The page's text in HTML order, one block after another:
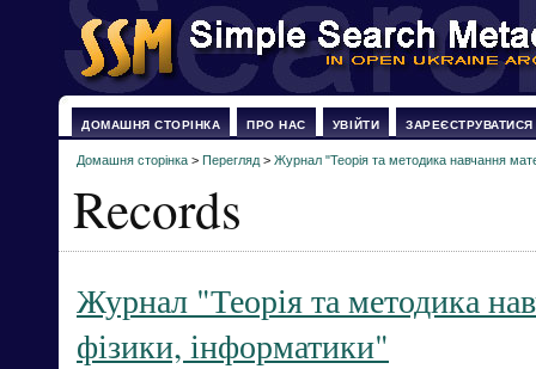
ДОМАШНЯ СТОРІНКА ПРО НАС УВІЙТИ ЗАРЕЄСТРУВАТИСЯ
Домашня сторінка > Перегляд > Журнал "Теорія та методика навчання
Records
Журнал "Теорія та методика
фізики, інформатики"